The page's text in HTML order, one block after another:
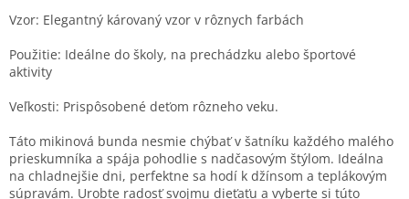
Vzor: Elegantný károvaný vzor v rôznych farbách
Použitie: Ideálne do školy, na prechádzku alebo športové
aktivity
Veľkosti: Prispôsobené deťom rôzneho veku.
Táto mikinová bunda nesmie chýbať v šatníku každého malého
prieskumníka a spája pohodlie s nadčasovým štýlom. Ideálna
na chladnejšie dni, perfektne sa hodí k džínsom a teplákovým
súpravám. Urobte radosť svojmu dieťaťu a vyberte si túto